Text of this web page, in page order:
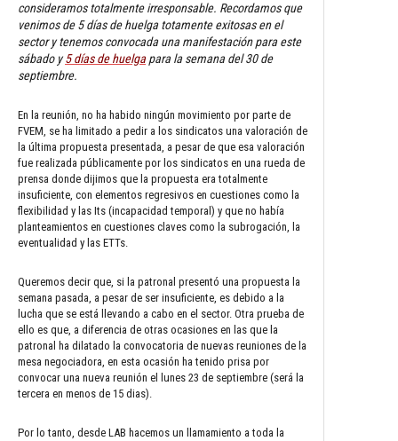
consideramos totalmente irresponsable. Recordamos que
venimos de 5 días de huelga totamente exitosas en el
sector y tenemos convocada una manifestación para este
sábado y5 días de huelgapara la semana del 30 de
septiembre.
En la reunión, no ha habido ningún movimiento por parte de
FVEM, se ha limitado a pedir a los sindicatos una valoración de
la última propuesta presentada, a pesar de que esa valoración
fue realizada públicamente por los sindicatos en una rueda de
prensa donde dijimos que la propuesta era totalmente
insuficiente, con elementos regresivos en cuestiones como la
flexibilidad y las Its (incapacidad temporal) y que no había
planteamientos en cuestiones claves como la subrogación, la
eventualidad y las ETTs.
Queremos decir que, si la patronal presentó una propuesta la
semana pasada, a pesar de ser insuficiente, es debido a la
lucha que se está llevando a cabo en el sector. Otra prueba de
ello es que, a diferencia de otras ocasiones en las que la
patronal ha dilatado la convocatoria de nuevas reuniones de la
mesa negociadora, en esta ocasión ha tenido prisa por
convocar una nueva reunión el lunes 23 de septiembre (será la
tercera en menos de 15 dias).
Por lo tanto, desde LAB hacemos un llamamiento a toda la